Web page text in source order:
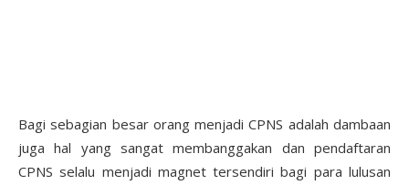
Bagi sebagian besar orang menjadi CPNS adalah dambaan
juga hal yang sangat membanggakan dan pendaftaran
CPNS selalu menjadi magnet tersendiri bagi para lulusan